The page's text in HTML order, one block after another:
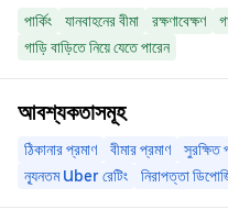
পার্কিং যানবাহনের বীমা রক্ষণাবেক্ষণ
গাড়ি বাড়িতে নিয়ে যেতে পারেন
আবশ্যকতাসমূহ
ঠিকানার প্রমাণ বীমার প্রমাণ সুরক্ষিত
ন্যূনতম Uber রেটিং
নিরাপত্তা